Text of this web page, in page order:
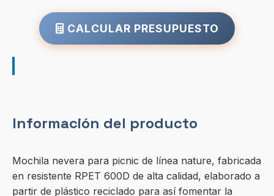
CALCULAR PRESUPUESTO
Información del producto
Mochila nevera para picnic de línea nature, fabricada
en resistente RPET 600D de alta calidad, elaborado a
partir de plástico reciclado para así fomentar la